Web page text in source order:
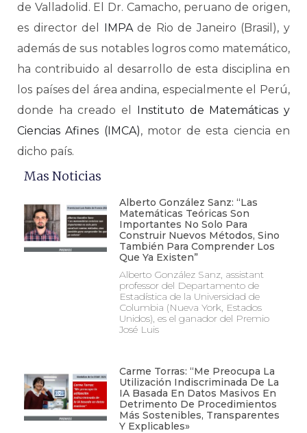
de Valladolid. El Dr. Camacho, peruano de origen,
es director del IMPAde Rio de Janeiro (Brasil), y
además de sus notables logros como matemático,
ha contribuido al desarrollo de esta disciplina en
los países del área andina, especialmente el Perú,
donde ha creado el Instituto de Matemáticas y
Ciencias Afines (IMCA), motor de esta ciencia en
dicho país.
Mas Noticias
Alberto González Sanz: “Las
Matemáticas Teóricas Son
Importantes No Solo Para
Construir Nuevos Métodos, Sino
También Para Comprender Los
Que Ya Existen”
Alberto González Sanz, assistant
professor del Departamento de
Estadística de la Universidad de
Columbia (Nueva York, Estados
Unidos), es el ganador del Premio
José Luis
Carme Torras: “Me Preocupa La
Utilización Indiscriminada De La
IA Basada En Datos Masivos En
Detrimento De Procedimientos
Más Sostenibles, Transparentes
Y Explicables»